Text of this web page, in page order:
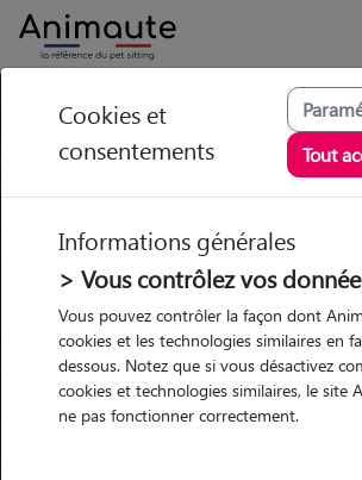
Trouvez votre gardien
Garde
chez le Pet Sitter
Garde
chez le Pet Sitter
Cookies et
consentements
Tout
Informations générales
> Vous contrôlez vos
Vous pouvez contrôler la façon dont
cookies et les technologies similaires en
dessous. Notez que si vous désactivez
cookies et technologies similaires, le site
ne pas fonctionner correctement.